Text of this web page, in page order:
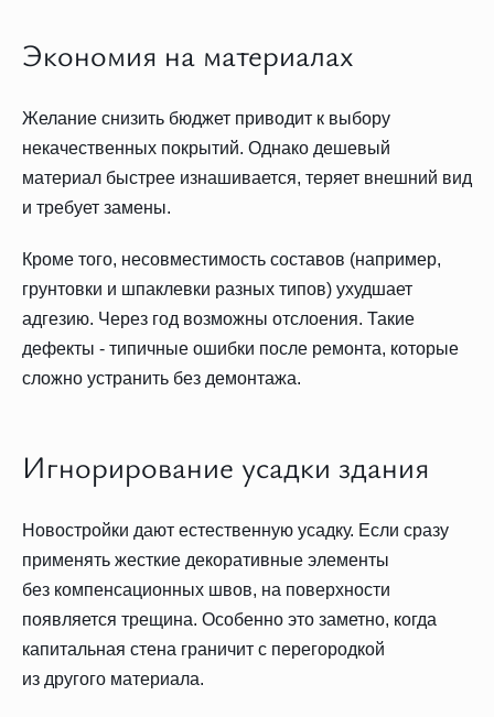
Экономия на материалах
Желание снизить бюджет приводит к выбору
некачественных покрытий. Однако дешевый
материал быстрее изнашивается, теряет внешний вид
и требует замены.
Кроме того, несовместимость составов (например,
грунтовки и шпаклевки разных типов) ухудшает
адгезию. Через год возможны отслоения. Такие
дефекты - типичные ошибки после ремонта, которые
сложно устранить без демонтажа.
Игнорирование усадки здания
Новостройки дают естественную усадку. Если сразу
применять жесткие декоративные элементы
без компенсационных швов, на поверхности
появляется трещина. Особенно это заметно, когда
капитальная стена граничит с перегородкой
из другого материала.